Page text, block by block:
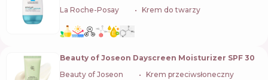
La Roche-Posay
Krem do twarzy
Beauty of Joseon Dayscreen Moisturizer SPF 30
Beauty of Joseon
Krem przeciwsłoneczny